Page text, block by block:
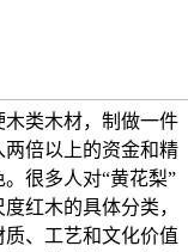
类木材，制做一件
倍以上的资金和精
很多人对“黄花梨”
红木的具体分类，
、工艺和文化价值